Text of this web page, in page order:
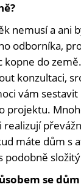
nemusí a ani
odborníka,
do
konzultaci,
vám sestavit
projektu.
máte dům s
podobně
se